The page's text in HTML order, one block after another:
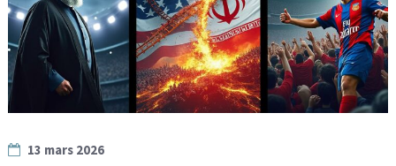
13 mars 2026